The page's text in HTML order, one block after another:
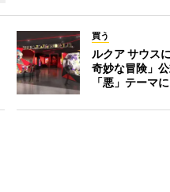
買う
ルクア サウス
奇妙な冒険」
「悪」テーマに